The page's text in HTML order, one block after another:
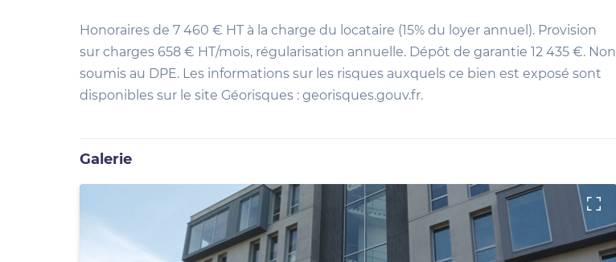
Honoraires de 7 460 € HT à la charge du locataire (15% du loyer annuel). Provision
sur charges 658 € HT/mois, régularisation annuelle. Dépôt de garantie 12 435 €. Non
soumis au DPE. Les informations sur les risques auxquels ce bien est exposé sont
disponibles sur le site Géorisques : georisques.gouv.fr.
Galerie